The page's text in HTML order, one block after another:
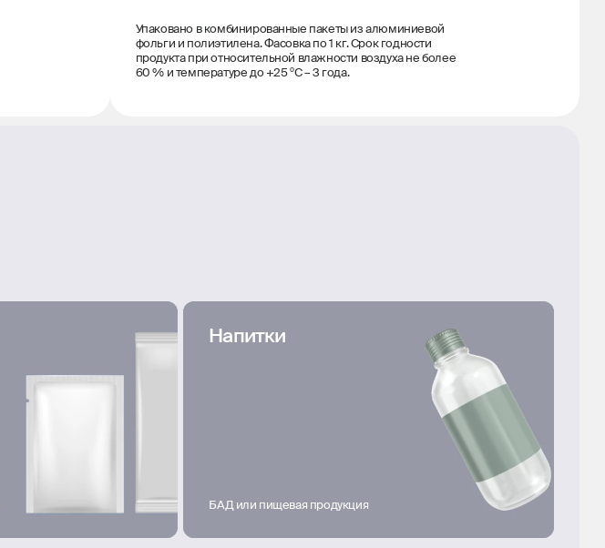
Упаковано в комбинированные пакеты из алюминиевой
фольги и полиэтилена. Фасовка по 1 кг. Срок годности
продукта при относительной влажности воздуха не более
60 % и температуре до +25 ºС – 3 года.
Напитки
БАД или пищевая продукция